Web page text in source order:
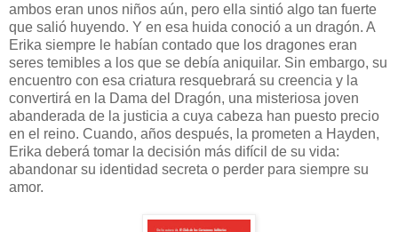
ambos eran unos niños aún, pero ella sintió algo tan fuerte
que salió huyendo. Y en esa huida conoció a un dragón. A
Erika siempre le habían contado que los dragones eran
seres temibles a los que se debía aniquilar. Sin embargo, su
encuentro con esa criatura resquebrará su creencia y la
convertirá en la Dama del Dragón, una misteriosa joven
abanderada de la justicia a cuya cabeza han puesto precio
en el reino. Cuando, años después, la prometen a Hayden,
Erika deberá tomar la decisión más difícil de su vida:
abandonar su identidad secreta o perder para siempre su
amor.